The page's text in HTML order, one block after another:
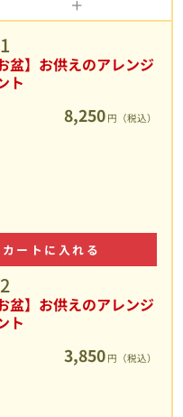
盆】お供えのアレンジ
ト
8,250 円（税込）
カートに入れる
盆】お供えのアレンジ
ト
3,850 円（税込）